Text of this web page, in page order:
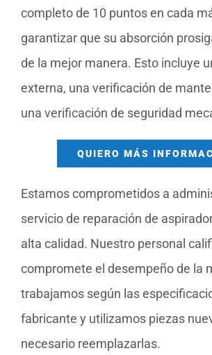
completo de 10 puntos en cada
garantizar que su absorción
de la mejor manera. Esto incluye
externa, una verificación de
una verificación de seguridad
QUIERO MÁS
Estamos comprometidos a
servicio de reparación de
alta calidad. Nuestro personal
compromete el desempeño de la
trabajamos según las
fabricante y utilizamos piezas
necesario reemplazarlas.